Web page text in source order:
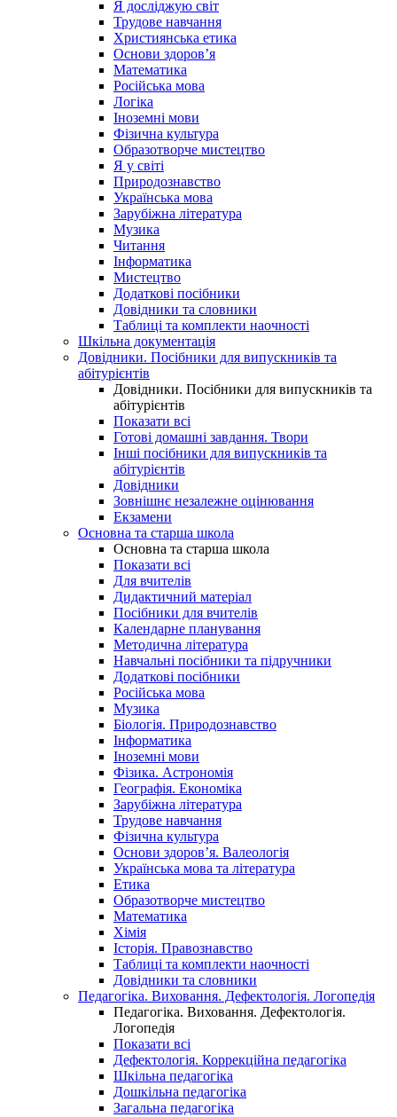
Я досліджую світ
Трудове навчання
Християнська етика
Основи здоров’я
Математика
Російська мова
Логіка
Іноземні мови
Фізична культура
Образотворче мистецтво
Я у світі
Природознавство
Українська мова
Зарубіжна література
Музика
Читання
Інформатика
Мистецтво
Додаткові посібники
Довідники та словники
Таблиці та комплекти наочності
Шкільна документація
Довідники. Посібники для випускників та
абітурієнтів
Довідники. Посібники для випускників та
абітурієнтів
Показати всі
Готові домашні завдання. Твори
Інші посібники для випускників та
абітурієнтів
Довідники
Зовнішнє незалежне оцінювання
Екзамени
Основна та старша школа
Основна та старша школа
Показати всі
Для вчителів
Дидактичний матеріал
Посібники для вчителів
Календарне планування
Методична література
Навчальні посібники та підручники
Додаткові посібники
Російська мова
Музика
Біологія. Природознавство
Інформатика
Іноземні мови
Фізика. Астрономія
Географія. Економіка
Зарубіжна література
Трудове навчання
Фізична культура
Основи здоров’я. Валеологія
Українська мова та література
Етика
Образотворче мистецтво
Математика
Хімія
Історія. Правознавство
Таблиці та комплекти наочності
Довідники та словники
Педагогіка. Виховання. Дефектологія. Логопедія
Педагогіка. Виховання. Дефектологія.
Логопедія
Показати всі
Дефектологія. Коррекційна педагогіка
Шкільна педагогіка
Дошкільна педагогіка
Загальна педагогіка